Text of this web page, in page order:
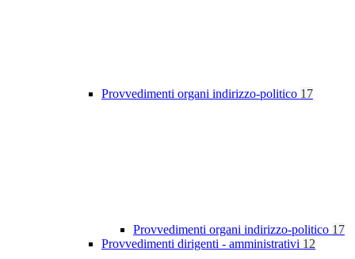
Provvedimenti organi indirizzo-politico 17
Provvedimenti organi indirizzo-politico 17
Provvedimenti dirigenti - amministrativi 12